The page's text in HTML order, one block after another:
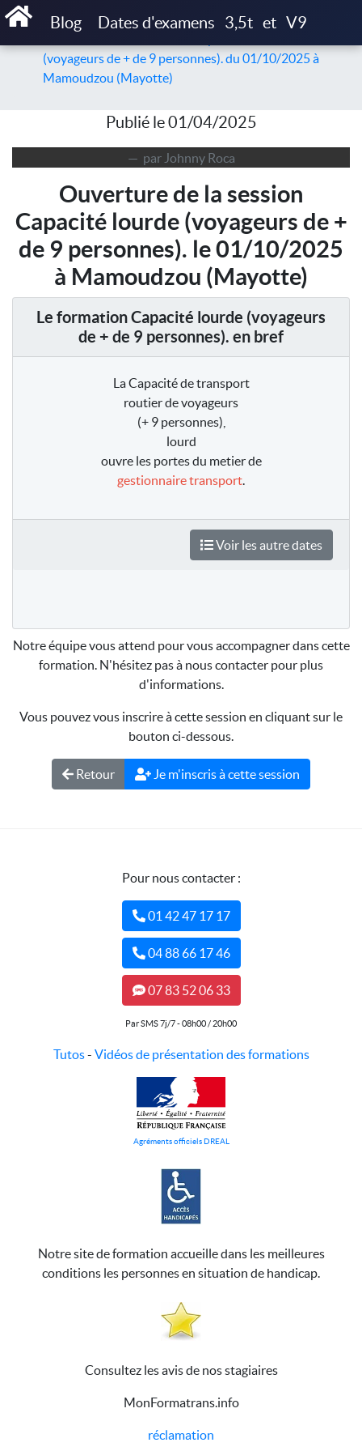
Blog Dates d'examens 3,5t et V9
Accueil
Articles
(voyageurs de + de 9 personnes). du 01/10/2025 à
Mamoudzou (Mayotte)
Publié le 01/04/2025
par Johnny Roca
Ouverture de la session
Capacité lourde (voyageurs de +
de 9 personnes). le 01/10/2025
à Mamoudzou (Mayotte)
Le formation Capacité lourde (voyageurs
de + de 9 personnes). en bref
La Capacité de transport
routier de voyageurs
(+ 9 personnes),
lourd
ouvre les portes du metier de
gestionnaire transport.
Voir les autre dates
Notre équipe vous attend pour vous accompagner dans cette
formation. N'hésitez pas à nous contacter pour plus
d'informations.
Vous pouvez vous inscrire à cette session en cliquant sur le
bouton ci-dessous.
Retour Je m'inscris à cette session
Pour nous contacter :
01 42 47 17 17
04 88 66 17 46
07 83 52 06 33
Par SMS 7j/7 - 08h00 / 20h00
Tutos- Vidéos de présentation des formations
Agréments officiels DREAL
Notre site de formation accueille dans les meilleures
conditions les personnes en situation de handicap.
Consultez les avis de nos stagiaires
MonFormatrans.info
réclamation